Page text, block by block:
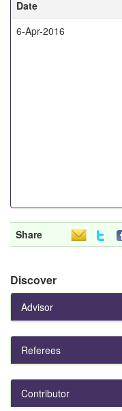
Date
6-Apr-2016
Share
Discover
Advisor
Referees
Contributor